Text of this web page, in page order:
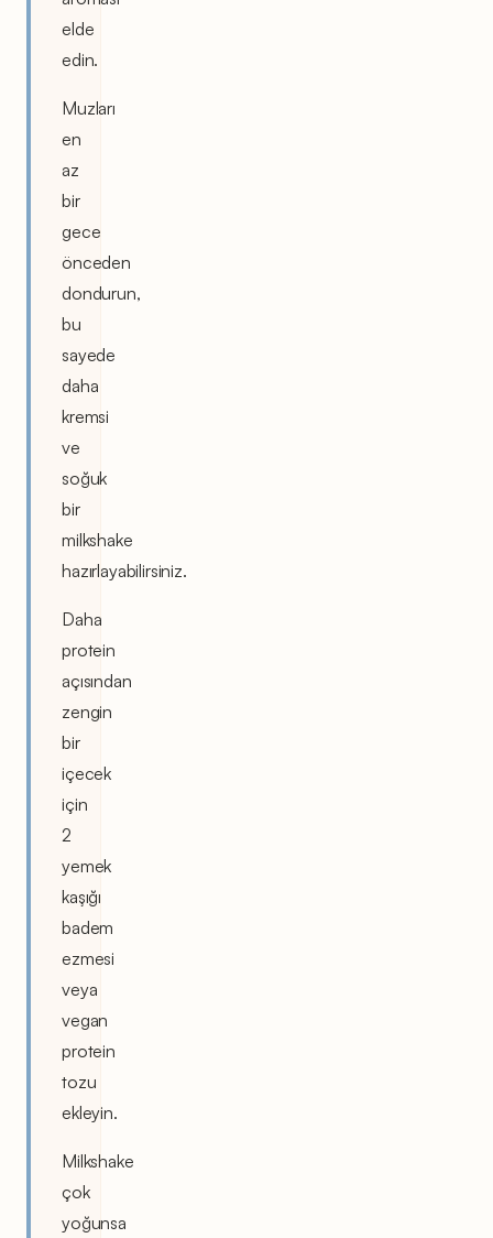
elde
edin.
Muzları
en
az
bir
gece
önceden
dondurun,
bu
sayede
daha
kremsi
ve
soğuk
bir
milkshake
hazırlayabilirsiniz.
Daha
protein
açısından
zengin
bir
içecek
için
2
yemek
kaşığı
badem
ezmesi
veya
vegan
protein
tozu
ekleyin.
Milkshake
çok
yoğunsa